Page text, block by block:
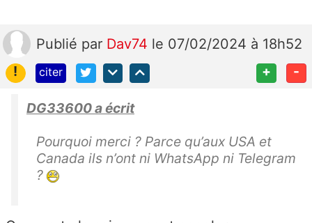
Publié par Dav74 le 07/02/2024 à 18h52
!
citer + -
DG33600 a écrit
Pourquoi merci ? Parce qu’aux USA et
Canada ils n’ont ni WhatsApp ni Telegram
?